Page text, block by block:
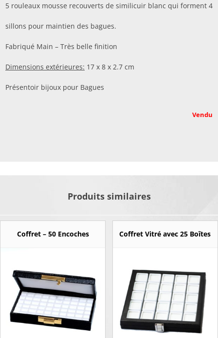
5 rouleaux mousse recouverts de similicuir blanc qui forment 4
sillons pour maintien des bagues.
Fabriqué Main – Très belle finition
Dimensions extérieures: 17 x 8 x 2.7 cm
Présentoir bijoux pour Bagues
Vendu
Produits similaires
Coffret – 50 Encoches Coffret Vitré avec 25 Boîtes